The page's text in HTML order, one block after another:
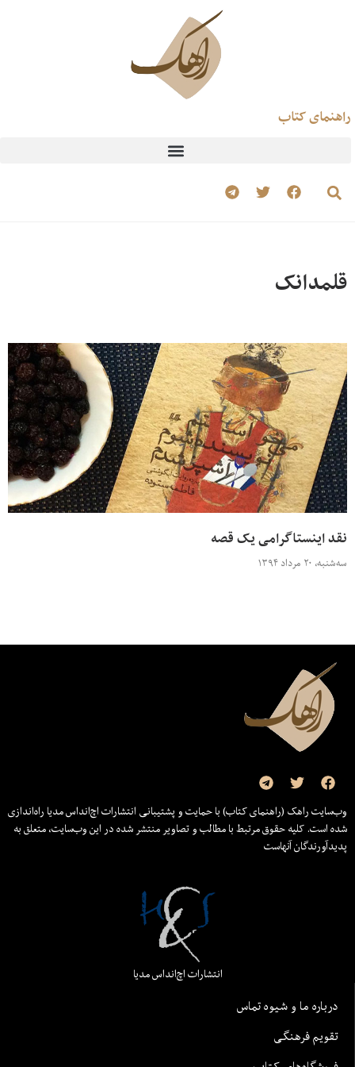
راهنمای کتاب
قلمدانک
نقد اینستاگرامی یک قصه
سه‌شنبه، ۲۰ مرداد ۱۳۹۴
وب‌سایت راهک (راهنمای کتاب) با حمایت و پشتیبانی انتشارات اچ‌اند‌اس مدیا راه‌اندازی
شده است. کلیه حقوق مرتبط با مطالب و تصاویر منتشر شده در این وب‌سایت، متعلق به
پدیدآورندگان آنهاست
انتشارات اچ‌اند‌اس مدیا
درباره ما و شیوه تماس
تقویم فرهنگی